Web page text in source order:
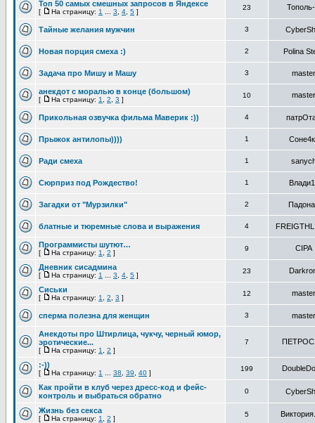
Топ 50 самых смешных запросов в Яндексе
[ На страницу: 1 3 4 5 ]
23
Тайные желания мужчин 3
Новая порция смеха :) 2 Polina
Задача про Мишу и Машу 3 master
анекдот с моралью в конце (большом)
[ На страницу: 1 2 3 ]
10 master
Прикольная озвучка фильма Маверик :)) 4
Прыжок антилопы)))) 1
Ради смеха 1
Сюрприз под Рождество! 1
Загадки от "Мурзилки" 2
блатные и тюремные слова и выражения 4
Программисты шутют…
[ На страницу: 1 2 ]
9 CIPA
Дневник сисадмина
[ На страницу: 1 3 4 5 ]
23
Сиськи
[ На страницу: 1 2 3 ]
12 master
сперма полезна для женщин 3 master
Анекдоты про Штирлица, чукчу, черный юмор,
эротические...
[ На страницу: 1 2 ]
7
:-))
[ На страницу: 1 38 39 40 ]
199
Как пройти в клуб через дресс-код и фейс-
контроль и выбраться обратно
0
Жизнь без секса
[ На страницу: 1 2 ]
5